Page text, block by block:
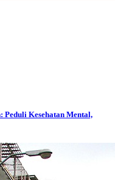
Peduli Kesehatan Mental,